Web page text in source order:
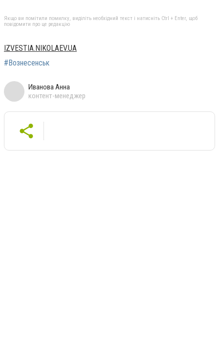
Якщо ви помітили помилку, виділіть необхідний текст і натисніть Ctrl + Enter, щоб
повідомити про це редакцію
IZVESTIA.NIKOLAEV.UA
#Вознесенськ
Иванова Анна
контент-менеджер